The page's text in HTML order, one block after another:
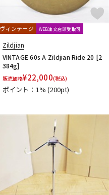
ヴィンテージ WEB注文店頭受取可
Zildjian
VINTAGE 60s A Zildjian Ride 20 [2
384g]
販売価格¥22,000(税込)
ポイント：1%(200pt)